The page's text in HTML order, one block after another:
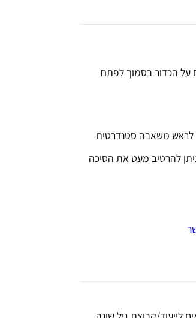
על הכדור בסמוך לפתח
לראש משאבה סטנדרטית
להרטיב מעט את הסיכה